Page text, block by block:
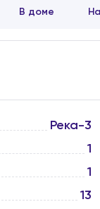
В доме
Река-3
1
1
13